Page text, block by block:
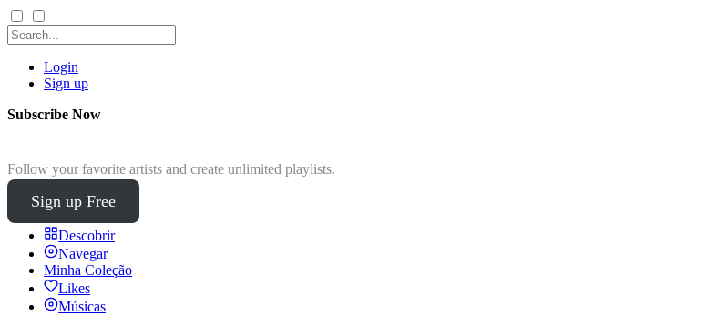
Login
Sign up
Subscribe Now
Follow your favorite artists and create unlimited playlists.
Sign up Free
Descobrir
Navegar
Minha Coleção
Likes
Músicas